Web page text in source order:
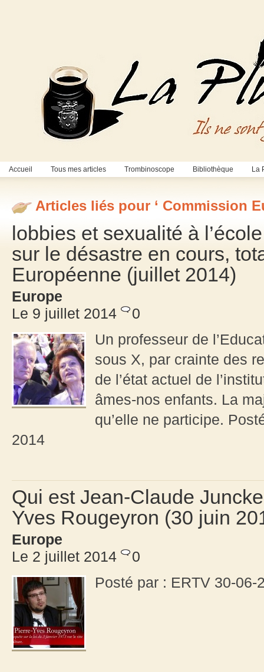
Accueil Tous mes articles Trombinoscope Bibliothèque La
Articles liés pour ‘ Commission
lobbies et sexualité à
sur le désastre en cours,
Européenne (juillet 2014)
Europe
Le 9 juillet 2014
0
Un professeur de
sous X, par crainte des
de l’état actuel de
âmes-nos enfants. La
qu’elle ne participe.
2014
Qui est Jean-Claude
Yves Rougeyron (30 juin
Europe
Le 2 juillet 2014
0
Posté par : ERTV 30-06-